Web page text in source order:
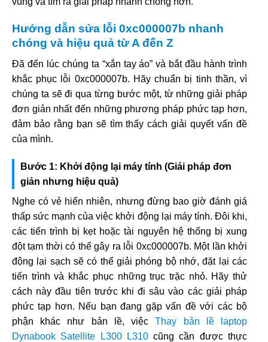
Hướng dẫn sửa lỗi 0xc000007b nhanh
chóng và hiệu quả từ A đến Z
Đã đến lúc chúng ta “xắn tay áo” và bắt đầu hành trình
khắc phục lỗi 0xc000007b. Hãy chuẩn bị tinh thần, vì
chúng ta sẽ đi qua từng bước một, từ những giải pháp
đơn giản nhất đến những phương pháp phức tạp hơn,
đảm bảo rằng bạn sẽ tìm thấy cách giải quyết vấn đề
của mình.
Bước 1: Khởi động lại máy tính (Giải pháp đơn
giản nhưng hiệu quả)
Nghe có vẻ hiển nhiên, nhưng đừng bao giờ đánh giá
thấp sức mạnh của việc khởi động lại máy tính. Đôi khi,
các tiến trình bị kẹt hoặc tài nguyên hệ thống bị xung
đột tạm thời có thể gây ra lỗi 0xc000007b. Một lần khởi
động lại sạch sẽ có thể giải phóng bộ nhớ, đặt lại các
tiến trình và khắc phục những trục trặc nhỏ. Hãy thử
cách này đầu tiên trước khi đi sâu vào các giải pháp
phức tạp hơn. Nếu bạn đang gặp vấn đề với các bộ
phận khác như bản lề, việcThay bản lề laptop
Dynabook Satellite L300 L310cũng cần được thực